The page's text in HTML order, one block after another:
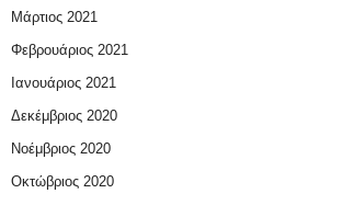
Μάρτιος 2021
Φεβρουάριος 2021
Ιανουάριος 2021
Δεκέμβριος 2020
Νοέμβριος 2020
Οκτώβριος 2020